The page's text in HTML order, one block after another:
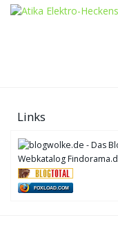
Links
Webkatalog
FOXLOAD.COM